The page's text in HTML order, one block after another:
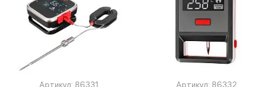
Артикул: 86331 Артикул: 86332